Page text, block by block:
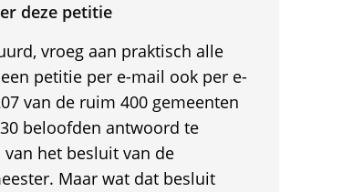
deze petitie
vroeg aan praktisch alle
petitie per e-mail ook per e-
van de ruim 400 gemeenten
beloofden antwoord te
het besluit van de
Maar wat dat besluit